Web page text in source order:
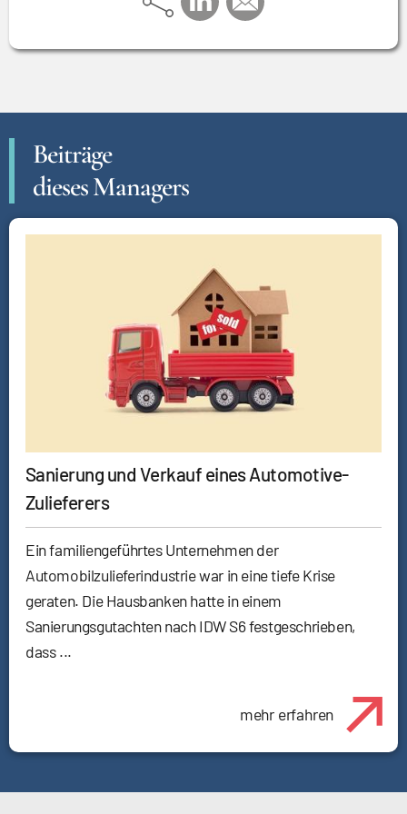
Beiträge
dieses Managers
Sanierung und Verkauf eines Automotive-
Zulieferers
Ein familiengeführtes Unternehmen der
Automobilzulieferindustrie war in eine tiefe Krise
geraten. Die Hausbanken hatte in einem
Sanierungsgutachten nach IDW S6 festgeschrieben,
dass ...
mehr erfahren